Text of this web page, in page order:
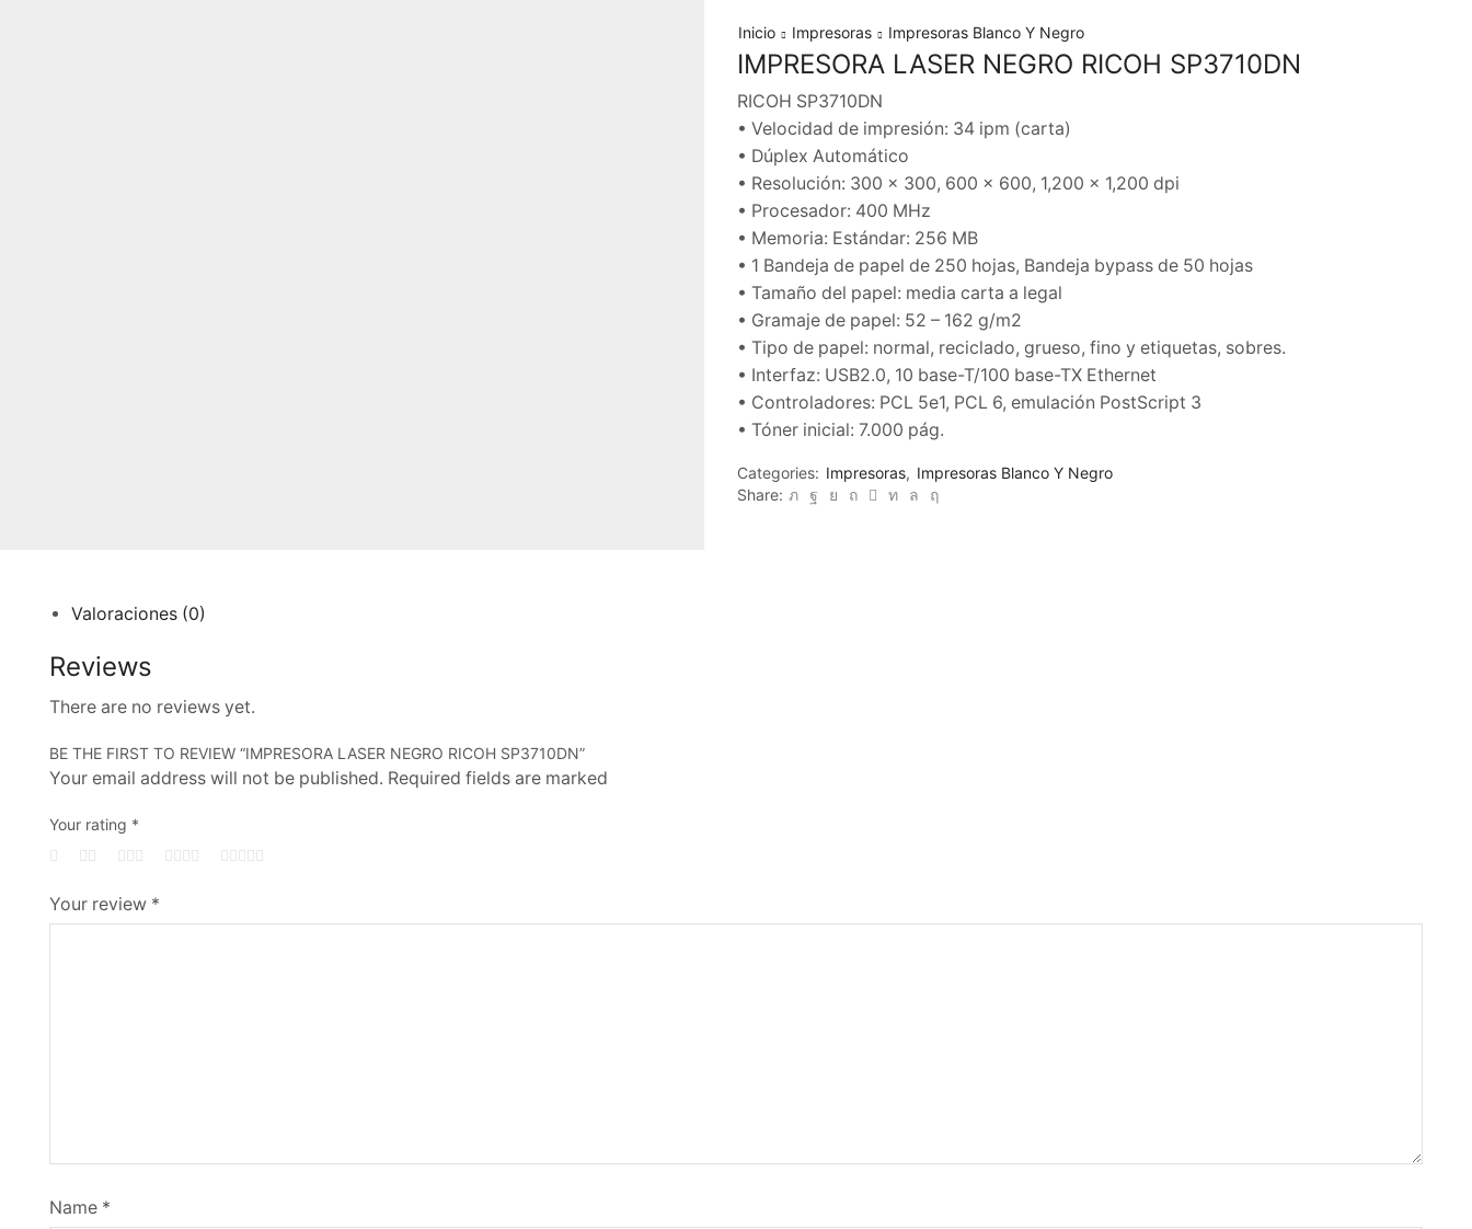
Inicio Impresoras Impresoras Blanco Y Negro
IMPRESORA LASER NEGRO RICOH SP3710DN
RICOH SP3710DN
• Velocidad de impresión: 34 ipm (carta)
• Dúplex Automático
• Resolución: 300 x 300, 600 x 600, 1,200 x 1,200 dpi
• Procesador: 400 MHz
• Memoria: Estándar: 256 MB
• 1 Bandeja de papel de 250 hojas, Bandeja bypass de 50 hojas
• Tamaño del papel: media carta a legal
• Gramaje de papel: 52 – 162 g/m2
• Tipo de papel: normal, reciclado, grueso, fino y etiquetas, sobres.
• Interfaz: USB2.0, 10 base-T/100 base-TX Ethernet
• Controladores: PCL 5e1, PCL 6, emulación PostScript 3
• Tóner inicial: 7.000 pág.
Categories: Impresoras, Impresoras Blanco Y Negro
Share:
Valoraciones (0)
Reviews
There are no reviews yet.
BE THE FIRST TO REVIEW “IMPRESORA LASER NEGRO RICOH SP3710DN”
Your email address will not be published. Required fields are marked
Your rating *
Your review *
Name *